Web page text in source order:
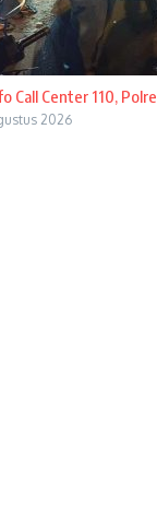
Call Center 110,
2026